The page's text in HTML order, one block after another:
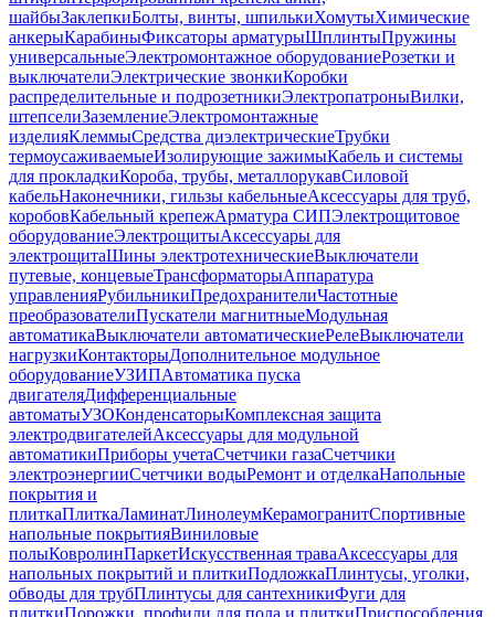
шайбыЗаклепкиБолты, винты, шпилькиХомутыХимические
анкерыКарабиныФиксаторы арматурыШплинтыПружины
универсальныеЭлектромонтажное оборудованиеРозетки и
выключателиЭлектрические звонкиКоробки
распределительные и подрозетникиЭлектропатроныВилки,
штепселиЗаземлениеЭлектромонтажные
изделияКлеммыСредства диэлектрическиеТрубки
термоусаживаемыеИзолирующие зажимыКабель и системы
для прокладкиКороба, трубы, металлорукавСиловой
кабельНаконечники, гильзы кабельныеАксессуары для труб,
коробовКабельный крепежАрматура СИПЭлектрощитовое
оборудованиеЭлектрощитыАксессуары для
электрощитаШины электротехническиеВыключатели
путевые, концевыеТрансформаторыАппаратура
управленияРубильникиПредохранителиЧастотные
преобразователиПускатели магнитныеМодульная
автоматикаВыключатели автоматическиеРелеВыключатели
нагрузкиКонтакторыДополнительное модульное
оборудованиеУЗИПАвтоматика пуска
двигателяДифференциальные
автоматыУЗОКонденсаторыКомплексная защита
электродвигателейАксессуары для модульной
автоматикиПриборы учетаСчетчики газаСчетчики
электроэнергииСчетчики водыРемонт и отделкаНапольные
покрытия и
плиткаПлиткаЛаминатЛинолеумКерамогранитСпортивные
напольные покрытияВиниловые
полыКовролинПаркетИскусственная траваАксессуары для
напольных покрытий и плиткиПодложкаПлинтусы, уголки,
обводы для трубПлинтусы для сантехникиФуги для
плиткиПорожки, профили для пола и плиткиПриспособления